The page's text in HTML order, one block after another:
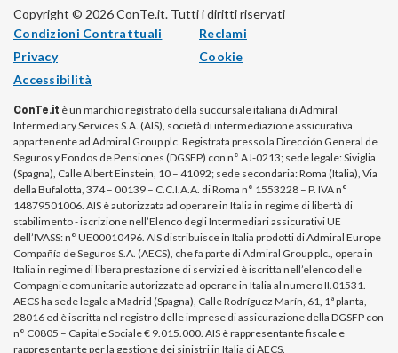
Copyright © 2026 ConTe.it. Tutti i diritti riservati
Condizioni Contrattuali
Reclami
Privacy
Cookie
Accessibilità
ConTe.it è un marchio registrato della succursale italiana di Admiral
Intermediary Services S.A. (AIS), società di intermediazione assicurativa
appartenente ad Admiral Group plc. Registrata presso la Dirección General de
Seguros y Fondos de Pensiones (DGSFP) con n° AJ-0213; sede legale: Siviglia
(Spagna), Calle Albert Einstein, 10 – 41092; sede secondaria: Roma (Italia), Via
della Bufalotta, 374 – 00139 – C.C.I.A.A. di Roma n° 1553228 – P. IVA n°
14879501006. AIS è autorizzata ad operare in Italia in regime di libertà di
stabilimento - iscrizione nell’Elenco degli Intermediari assicurativi UE
dell’IVASS: n° UE00010496. AIS distribuisce in Italia prodotti di Admiral Europe
Compañía de Seguros S.A. (AECS), che fa parte di Admiral Group plc., opera in
Italia in regime di libera prestazione di servizi ed è iscritta nell’elenco delle
Compagnie comunitarie autorizzate ad operare in Italia al numero II.01531.
AECS ha sede legale a Madrid (Spagna), Calle Rodríguez Marín, 61, 1ª planta,
28016 ed è iscritta nel registro delle imprese di assicurazione della DGSFP con
n° C0805 – Capitale Sociale € 9.015.000. AIS è rappresentante fiscale e
rappresentante per la gestione dei sinistri in Italia di AECS.